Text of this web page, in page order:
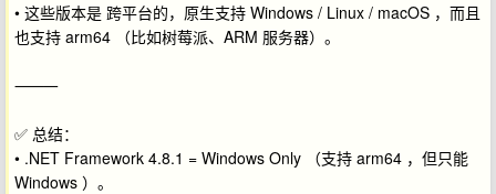
• 这些版本是 跨平台的，原生支持 Windows / Linux / macOS ，而且
也支持 arm64 （比如树莓派、ARM 服务器）。
⸻
✅ 总结：
• .NET Framework 4.8.1 = Windows Only （支持 arm64 ，但只能
Windows ）。